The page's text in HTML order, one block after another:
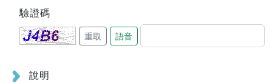
驗證碼
重取 語音
說明